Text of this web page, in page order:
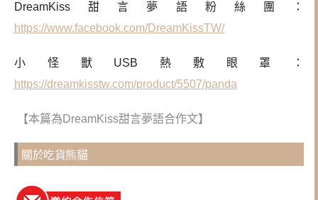
DreamKiss甜言夢語粉絲團：
https://www.facebook.com/DreamKissTW/
小怪獸USB熱敷眼罩：
https://dreamkisstw.com/product/5507/panda
【本篇為DreamKiss甜言夢語合作文】
關於吃貨熊貓